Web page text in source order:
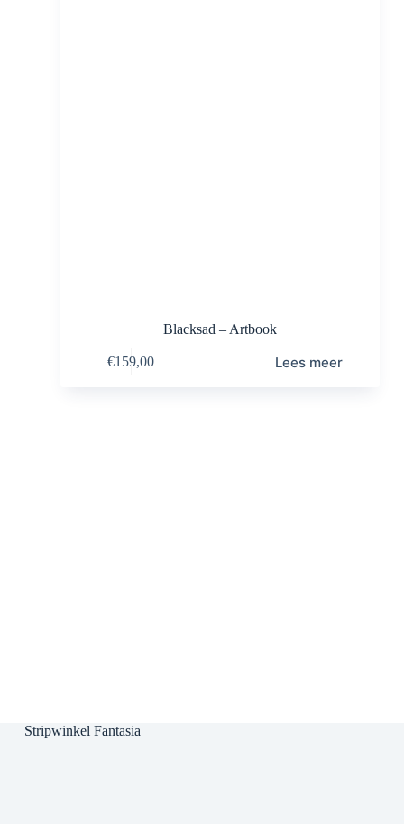
Blacksad – Artbook
€159,00 Lees meer
Stripwinkel Fantasia